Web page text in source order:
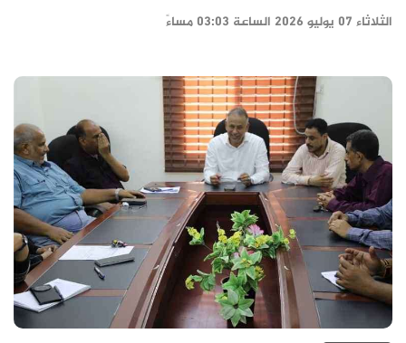
الثلاثاء ٠٧ يوليو ٢٠٢٦ الساعة ٠٣:٠٣ مساءً